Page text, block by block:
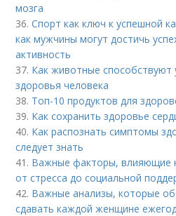
мозга
36.Спорт как ключ к успешной
как мужчины могут достичь
активность
37. Как животные способствуют
здоровья человека
38. Топ-10 продуктов для
39. Как сохранить здоровье
40. Как распознать симптомы
следует знать
41. Важные факторы, влияющие
от стресса до социальной
42. Важные анализы, которые
сдавать каждой женщине